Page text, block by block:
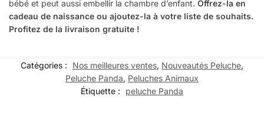
bébé et peut aussi embellir la chambre d’enfant. Offrez-la en
cadeau de naissance ou ajoutez-la à votre liste de souhaits.
Profitez de la livraison gratuite !
Catégories : Nos meilleures ventes, Nouveautés Peluche,
Peluche Panda, Peluches Animaux
Étiquette :
peluche Panda